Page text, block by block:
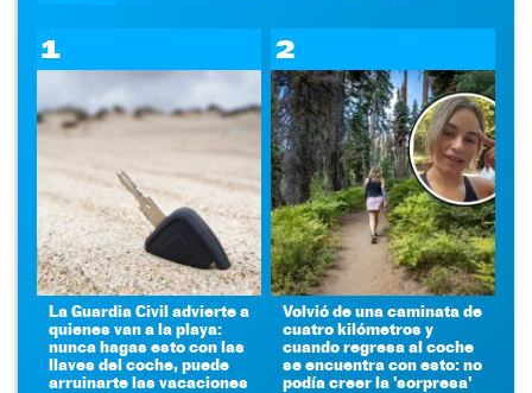
1
La Guardia Civil advierte a
quienes van a la playa:
nunca hagas esto con las
llaves del coche, puede
arruinarte las vacaciones
2
Volvió de una caminata de
cuatro kilómetros y
cuando regresa al coche
se encuentra con esto: no
podía creer la 'sorpresa'